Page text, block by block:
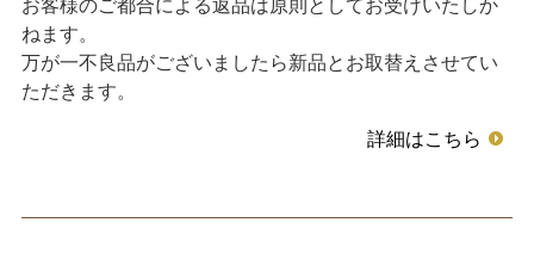
お客様のご都合による返品は原則としてお受けいたしか
ねます。
万が一不良品がございましたら新品とお取替えさせてい
ただきます。
詳細はこちら